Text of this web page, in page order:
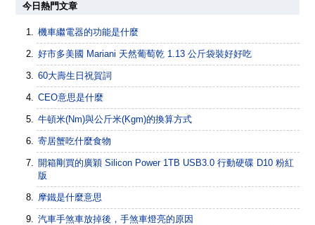
今日熱門文章
機車繼電器的功能是什麼
好市多美國 Mariani 天然葡萄乾 1.13 公斤袋裝好好吃
60大壽生日祝賀詞
CEO意思是什麼
牛頓米(Nm)與公斤米(Kgm)的換算方式
寄居蟹吃什麼食物
開箱剛買的廣穎 Silicon Power 1TB USB3.0 行動硬碟 D10 粉紅
版
摩鐵是什麼意思
汽車手煞車放掉後，手煞車燈亮的原因